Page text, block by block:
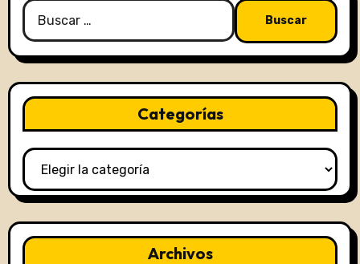
Buscar:
Categorías
Categorías
Archivos